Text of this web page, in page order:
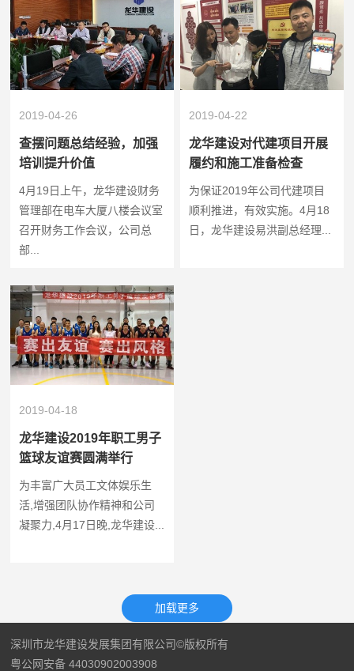
2019-04-26
查摆问题总结经验，加强
培训提升价值
4月19日上午，龙华建设财务
管理部在电车大厦八楼会议室
召开财务工作会议，公司总
部...
2019-04-22
龙华建设对代建项目开展
履约和施工准备检查
为保证2019年公司代建项目
顺利推进，有效实施。4月18
日，龙华建设易洪副总经理...
2019-04-18
龙华建设2019年职工男子
篮球友谊赛圆满举行
为丰富广大员工文体娱乐生
活,增强团队协作精神和公司
凝聚力,4月17日晚,龙华建设...
深圳市龙华建设发展集团有限公司©版权所有
粤公网安备 44030902003908